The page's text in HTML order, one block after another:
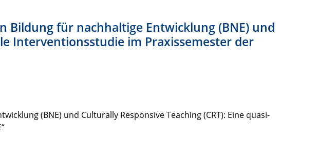
Bildung für nachhaltige Entwicklung (BNE) und
Interventionsstudie im Praxissemester der
(BNE) und Culturally Responsive Teaching (CRT): Eine quasi-